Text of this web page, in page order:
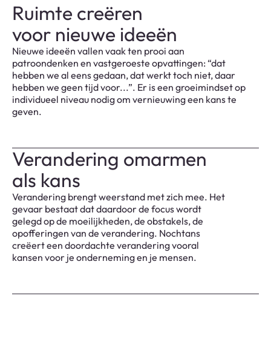
Ruimte creëren
voor nieuwe ideeën
Nieuwe ideeën vallen vaak ten prooi aan
patroondenken en vastgeroeste opvattingen: “dat
hebben we al eens gedaan, dat werkt toch niet, daar
hebben we geen tijd voor...”. Er is een groeimindset op
individueel niveau nodig om vernieuwing een kans te
geven.
Verandering omarmen
als kans
Verandering brengt weerstand met zich mee. Het
gevaar bestaat dat daardoor de focus wordt
gelegd op de moeilijkheden, de obstakels, de
opofferingen van de verandering. Nochtans
creëert een doordachte verandering vooral
kansen voor je onderneming en je mensen.